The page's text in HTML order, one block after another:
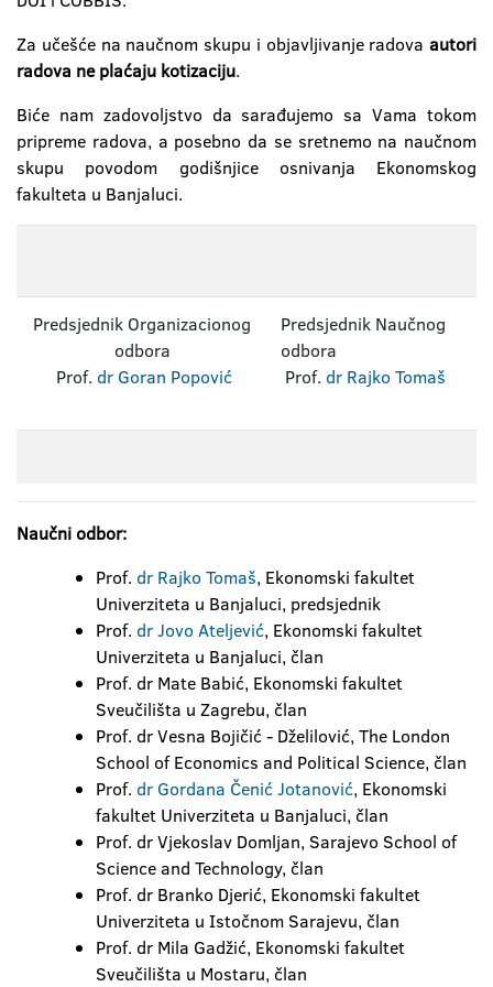
Za učešće na naučnom skupu i objavljivanje radova autori
radova ne plaćaju kotizaciju.
Biće nam zadovoljstvo da sarađujemo sa Vama tokom
pripreme radova, a posebno da se sretnemo na naučnom
skupu povodom godišnjice osnivanja Ekonomskog
fakulteta u Banjaluci.
Predsjednik Organizacionog
odbora
Prof. dr Goran Popović
Predsjednik Naučnog
odbora
Prof. dr Rajko Tomaš
Naučni odbor:
Prof. dr Rajko Tomaš, Ekonomski fakultet
Univerziteta u Banjaluci, predsjednik
Prof. dr Jovo Ateljević, Ekonomski fakultet
Univerziteta u Banjaluci, član
Prof. dr Mate Babić, Ekonomski fakultet
Sveučilišta u Zagrebu, član
Prof. dr Vesna Bojičić - Dželilović, The London
School of Economics and Political Science, član
Prof. dr Gordana Čenić Jotanović, Ekonomski
fakultet Univerziteta u Banjaluci, član
Prof. dr Vjekoslav Domljan, Sarajevo School of
Science and Technology, član
Prof. dr Branko Djerić, Ekonomski fakultet
Univerziteta u Istočnom Sarajevu, član
Prof. dr Mila Gadžić, Ekonomski fakultet
Sveučilišta u Mostaru, član